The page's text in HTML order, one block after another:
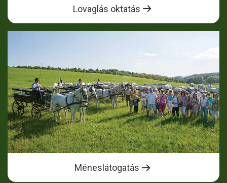
Lovaglás oktatás
Méneslátogatás